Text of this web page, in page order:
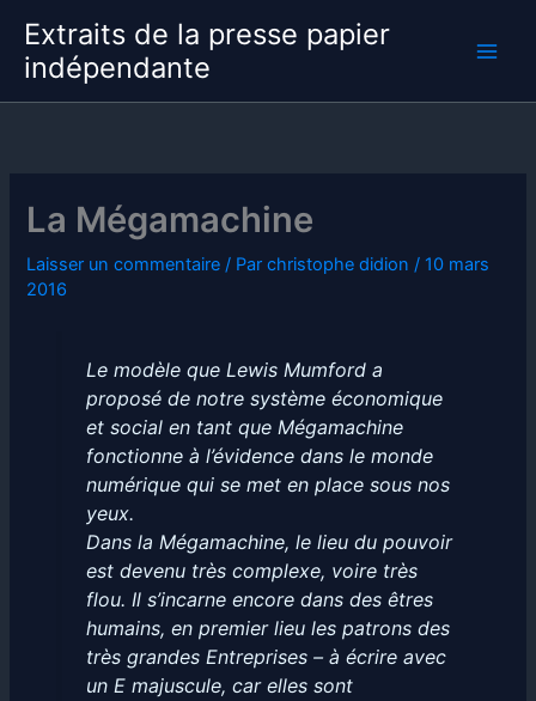
contenu
Extraits de la presse papier
indépendante
La Mégamachine
Laisser un commentaire / Parchristophe didion / 10 mars
2016
Le modèle que Lewis Mumford a
proposé de notre système économique
et social en tant que Mégamachine
fonctionne à l’évidence dans le monde
numérique qui se met en place sous nos
yeux.
Dans la Mégamachine, le lieu du pouvoir
est devenu très complexe, voire très
flou. Il s’incarne encore dans des êtres
humains, en premier lieu les patrons des
très grandes Entreprises – à écrire avec
un E majuscule, car elles sont